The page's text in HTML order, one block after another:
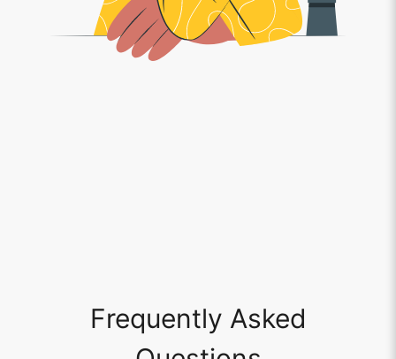
Frequently Asked
Questions